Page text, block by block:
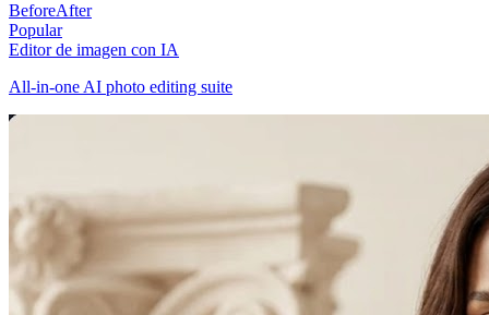
BeforeAfter
Popular
Editor de imagen con IA
All-in-one AI photo editing suite